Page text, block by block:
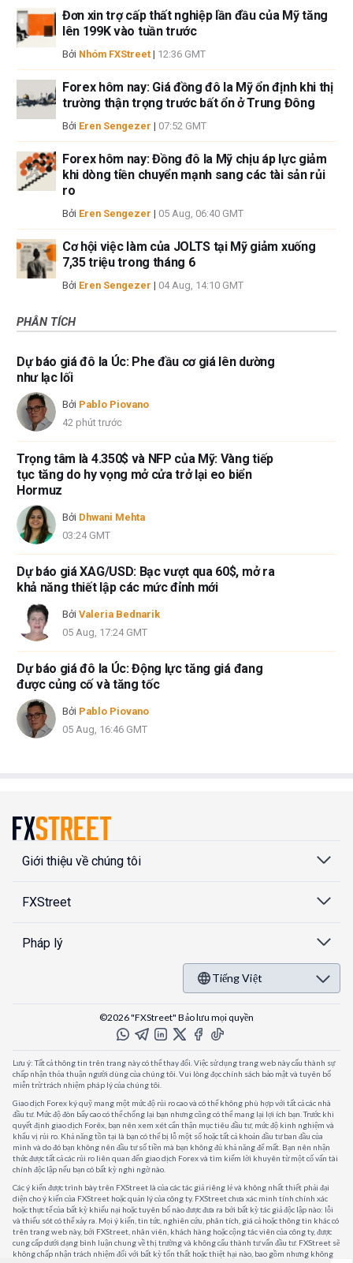
Đơn xin trợ cấp thất nghiệp lần đầu của Mỹ tăng
lên 199K vào tuần trước
Bởi Nhóm FXStreet | 12:36 GMT
Forex hôm nay: Giá đồng đô la Mỹ ổn định khi thị
trường thận trọng trước bất ổn ở Trung Đông
Bởi Eren Sengezer | 07:52 GMT
Forex hôm nay: Đồng đô la Mỹ chịu áp lực giảm
khi dòng tiền chuyển mạnh sang các tài sản rủi
ro
Bởi Eren Sengezer | 05 Aug, 06:40 GMT
Cơ hội việc làm của JOLTS tại Mỹ giảm xuống
7,35 triệu trong tháng 6
Bởi Eren Sengezer | 04 Aug, 14:10 GMT
PHÂN TÍCH
Dự báo giá đô la Úc: Phe đầu cơ giá lên dường
như lạc lối
Bởi Pablo Piovano
42 phút trước
Trọng tâm là 4.350$ và NFP của Mỹ: Vàng tiếp
tục tăng do hy vọng mở cửa trở lại eo biển
Hormuz
Bởi Dhwani Mehta
03:24 GMT
Dự báo giá XAG/USD: Bạc vượt qua 60$, mở ra
khả năng thiết lập các mức đỉnh mới
Bởi Valeria Bednarik
05 Aug, 17:24 GMT
Dự báo giá đô la Úc: Động lực tăng giá đang
được củng cố và tăng tốc
Bởi Pablo Piovano
05 Aug, 16:46 GMT
Giới thiệu về chúng tôi
FXStreet
Pháp lý
Tiếng Việt
©2026 "FXStreet" Bảo lưu mọi quyền
Lưu ý: Tất cả thông tin trên trang này có thể thay đổi. Việc sử dụng trang web này cấu thành sự
chấp nhận thỏa thuận người dùng của chúng tôi. Vui lòng đọc chính sách bảo mật và tuyên bố
miễn trừ trách nhiệm pháp lý của chúng tôi.
Giao dịch Forex ký quỹ mang một mức độ rủi ro cao và có thể không phù hợp với tất cả các nhà
đầu tư. Mức độ đòn bẩy cao có thể chống lại bạn nhưng cũng có thể mang lại lợi ích bạn. Trước khi
quyết định giao dịch Forêx, bạn nên xem xét cẩn thận mục tiêu đầu tư, mức độ kinh nghiệm và
khẩu vị rủi ro. Khả năng tồn tại là bạn có thể bị lỗ một số hoặc tất cả khoản đầu tư ban đầu của
mình và do đó bạn không nên đầu tư số tiền mà bạn không đủ khả năng để mất. Bạn nên nhận
thức được tất cả các rủi ro liên quan đến giao dịch Forex và tìm kiếm lời khuyên từ một cố vấn tài
chính độc lập nếu bạn có bất kỳ nghi ngờ nào.
Các ý kiến được trình bày trên FXStreet là của các tác giả riêng lẻ và không nhất thiết phải đại
diện cho ý kiến của FXStreet hoặc quản lý của công ty. FXStreet chưa xác minh tính chính xác
hoặc thực tế của bất kỳ khiếu nại hoặc tuyên bố nào được đưa ra bởi bất kỳ tác giả độc lập nào: lỗi
và thiếu sót có thể xảy ra. Mọi ý kiến, tin tức, nghiên cứu, phân tích, giá cả hoặc thông tin khác có
trên trang web này, bởi FXStreet, nhân viên, khách hàng hoặc cộng tác viên của công ty, được
cung cấp dưới dạng bình luận chung về thị trường và không cấu thành tư vấn đầu tư. FXStreet sẽ
không chấp nhận trách nhiệm đối với bất kỳ tổn thất hoặc thiệt hại nào, bao gồm nhưng không